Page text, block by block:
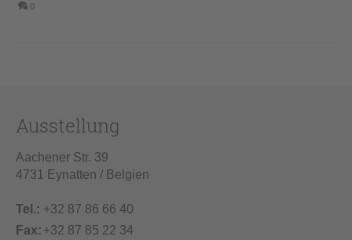
0
Ausstellung
Aachener Str. 39
4731 Eynatten / Belgien
Tel.: +32 87 86 66 40
Fax: +32 87 85 22 34